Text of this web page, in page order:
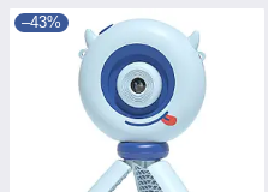
–43%